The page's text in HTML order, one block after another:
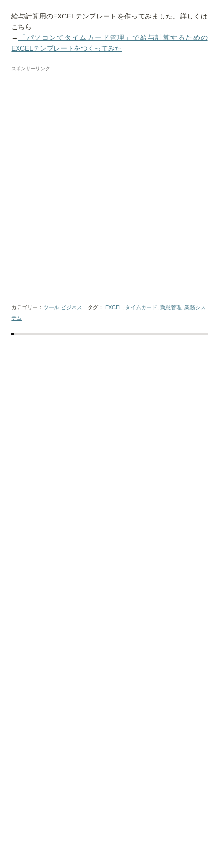
給与計算用のEXCELテンプレートを作ってみました。詳しくは
こちら
→
「パソコンでタイムカード管理」で給与計算するための
EXCELテンプレートをつくってみた
スポンサーリンク
カテゴリー： ツール ビジネス タグ： EXCEL タイムカード ,勤怠管理 ,業務シス
テム